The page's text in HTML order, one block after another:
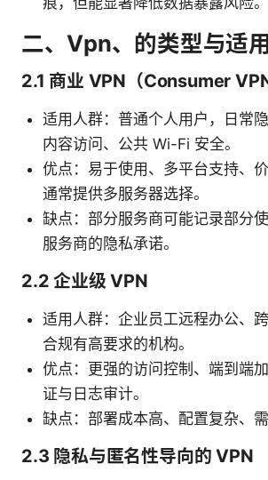
二、Vpn、的类型与适
2.1 商业 VPN（Consumer VPN
适用人群：普通个人用户，日常
内容访问、公共 Wi-Fi 安全。
优点：易于使用、多平台支持、
通常提供多服务器选择。
缺点：部分服务商可能记录部分
服务商的隐私承诺。
2.2 企业级 VPN
适用人群：企业员工远程办公、
合规有高要求的机构。
优点：更强的访问控制、端到端
证与日志审计。
缺点：部署成本高、配置复杂、需
2.3 隐私与匿名性导向的 VPN